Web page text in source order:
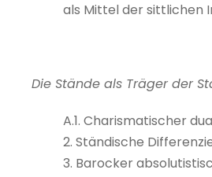
als Mittel der sittlichen
Die Stände als Träger der
A.1. Charismatischer
2. Ständische
3. Barocker